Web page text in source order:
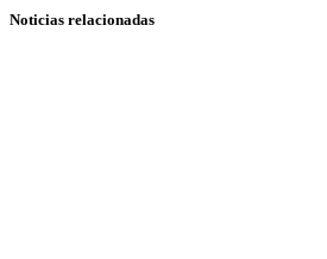
Noticias relacionadas